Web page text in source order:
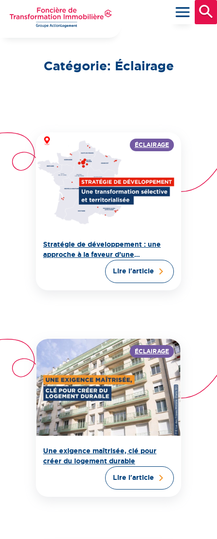
Catégorie : Éclairage
ÉCLAIRAGE
Stratégie de développement : une
approche à la faveur d’une
transformation sélective et
Lire l'article
ÉCLAIRAGE
Une exigence maîtrisée, clé pour
créer du logement durable
Lire l'article